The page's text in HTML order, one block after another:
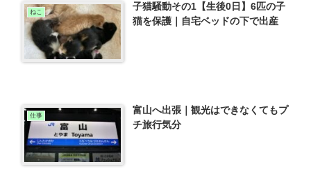
ねこ
子猫騒動その1【生後0日】6匹の子
猫を保護｜自宅ベッドの下で出産
仕事
富山へ出張｜観光はできなくてもプ
チ旅行気分